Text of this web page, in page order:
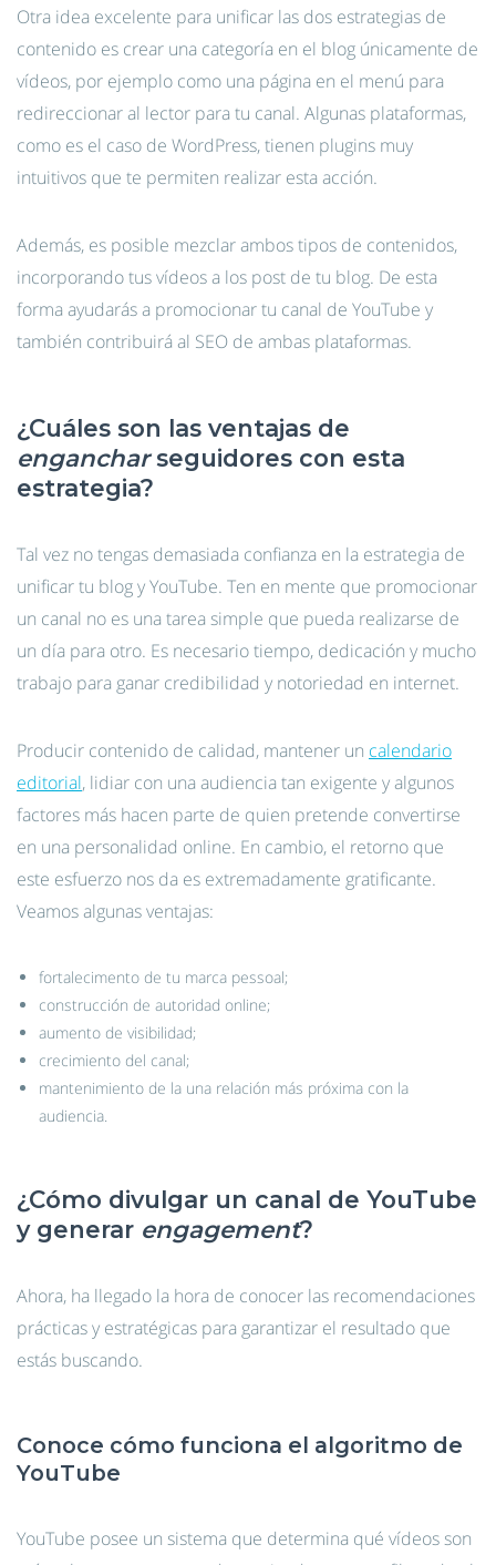
Otra idea excelente para unificar las dos estrategias de
contenido es crear una categoría en el blog únicamente de
vídeos, por ejemplo como una página en el menú para
redireccionar al lector para tu canal. Algunas plataformas,
como es el caso de WordPress, tienen plugins muy
intuitivos que te permiten realizar esta acción.
Además, es posible mezclar ambos tipos de contenidos,
incorporando tus vídeos a los post de tu blog. De esta
forma ayudarás a promocionar tu canal de YouTube y
también contribuirá al SEO de ambas plataformas.
¿Cuáles son las ventajas de
engancharseguidores con esta
estrategia?
Tal vez no tengas demasiada confianza en la estrategia de
unificar tu blog y YouTube. Ten en mente que promocionar
un canal no es una tarea simple que pueda realizarse de
un día para otro. Es necesario tiempo, dedicación y mucho
trabajo para ganar credibilidad y notoriedad en internet.
Producir contenido de calidad, mantener un calendario
editorial, lidiar con una audiencia tan exigente y algunos
factores más hacen parte de quien pretende convertirse
en una personalidad online. En cambio, el retorno que
este esfuerzo nos da es extremadamente gratificante.
Veamos algunas ventajas:
fortalecimento de tu marca pessoal;
construcción de autoridad online;
aumento de visibilidad;
crecimiento del canal;
mantenimiento de la una relación más próxima con la
audiencia.
¿Cómo divulgar un canal de YouTube
y generar engagement?
Ahora, ha llegado la hora de conocer las recomendaciones
prácticas y estratégicas para garantizar el resultado que
estás buscando.
Conoce cómo funciona el algoritmo de
YouTube
YouTube posee un sistema que determina qué vídeos son